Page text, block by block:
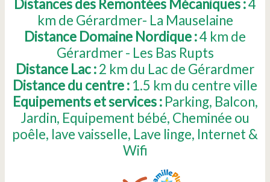
Distances des Remontées Mécaniques :4
km de Gérardmer- La Mauselaine
Distance Domaine Nordique :4 km de
Gérardmer - Les Bas Rupts
Distance Lac :2 km du Lac de Gérardmer
Distance du centre : 1.5 km du centre ville
Equipements et services : Parking Balcon
Jardin Equipement bébé Cheminée ou
poêle lave vaisselle Lave linge Internet &
Wifi